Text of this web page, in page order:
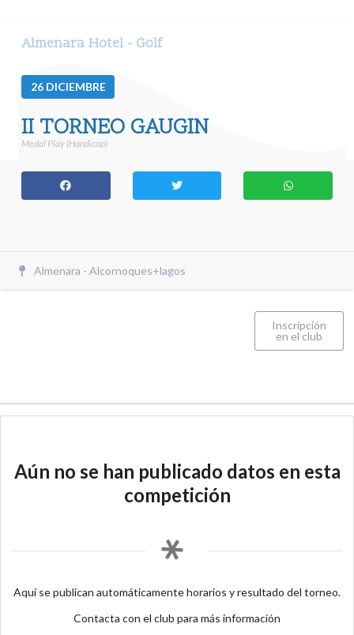
Almenara Hotel - Golf
26 DICIEMBRE
II TORNEO GAUGIN
Medal Play (Handicap)
Almenara - Alcornoques+lagos
Inscripción
en el club
Aún no se han publicado datos en esta
competición
Aquí se publican automáticamente horarios y resultado del torneo.
Contacta con el club para más información